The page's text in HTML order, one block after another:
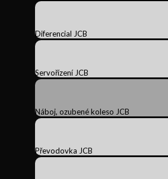
Diferencial JCB
Servořízení JCB
Náboj, ozubené koleso JCB
Převodovka JCB